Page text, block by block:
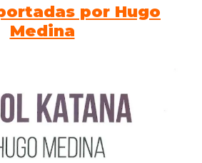
por Hugo
Medina